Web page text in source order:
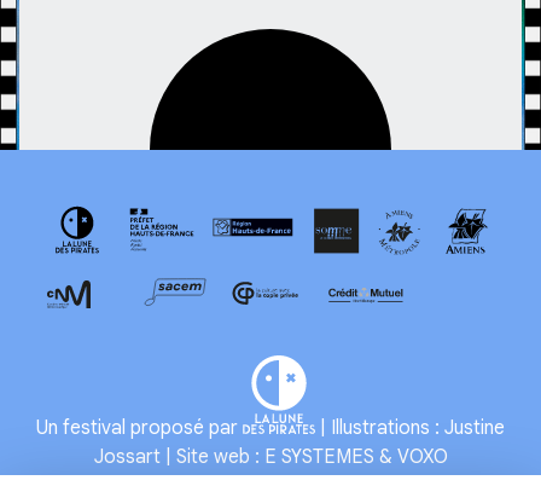
Un festival proposé par
| Illustrations : Justine
Jossart | Site web : E SYSTEMES & VOXO